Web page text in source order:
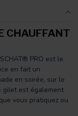
CHAUFFANT
PRO est le
en fait un
en soirée, sur le
gilet est également
vous pratiquez ou